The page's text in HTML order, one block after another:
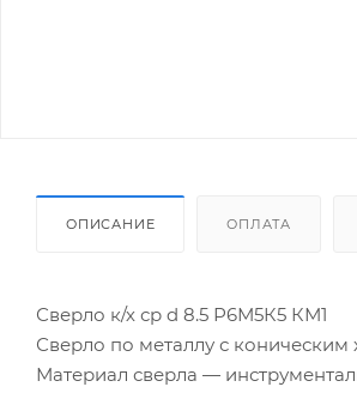
ОПИСАНИЕ ОПЛАТА
Сверло к/х ср d 8.5 Р6М5К5 КМ1
Сверло по металлу с коническим
Материал сверла —